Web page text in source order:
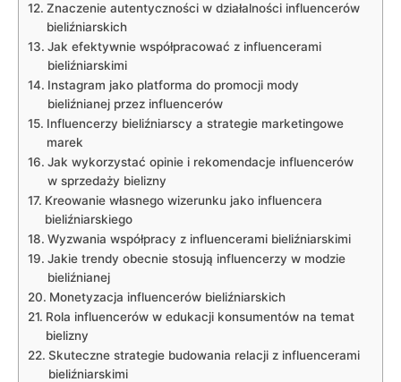
Znaczenie autentyczności w działalności influencerów
bieliźniarskich
Jak efektywnie współpracować z influencerami
bieliźniarskimi
Instagram jako platforma ‍do ‍promocji​ mody
bieliźnianej‍ przez influencerów
Influencerzy bieliźniarscy a strategie marketingowe ​
marek
Jak wykorzystać opinie​ i rekomendacje influencerów
w sprzedaży bielizny
Kreowanie ​własnego wizerunku jako⁤ influencera ​
bieliźniarskiego
Wyzwania współpracy z influencerami⁢ bieliźniarskimi
Jakie trendy obecnie stosują influencerzy⁤ w modzie
bieliźnianej
Monetyzacja ⁢influencerów ​bieliźniarskich
Rola​ influencerów w edukacji konsumentów ⁣na temat
bielizny
Skuteczne strategie budowania relacji⁢ z influencerami
bieliźniarskimi